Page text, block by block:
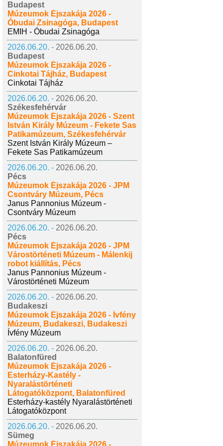
Budapest
Múzeumok Éjszakája 2026 -
Óbudai Zsinagóga, Budapest
EMIH - Óbudai Zsinagóga
2026.06.20. - 2026.06.20.
Budapest
Múzeumok Éjszakája 2026 -
Cinkotai Tájház, Budapest
Cinkotai Tájház
2026.06.20. - 2026.06.20.
Székesfehérvár
Múzeumok Éjszakája 2026 - Szent
István Király Múzeum - Fekete Sas
Patikamúzeum, Székesfehérvár
Szent István Király Múzeum –
Fekete Sas Patikamúzeum
2026.06.20. - 2026.06.20.
Pécs
Múzeumok Éjszakája 2026 - JPM
Csontváry Múzeum, Pécs
Janus Pannonius Múzeum -
Csontváry Múzeum
2026.06.20. - 2026.06.20.
Pécs
Múzeumok Éjszakája 2026 - JPM
Várostörténeti Múzeum - Málenkij
robot kiállítás, Pécs
Janus Pannonius Múzeum -
Várostörténeti Múzeum
2026.06.20. - 2026.06.20.
Budakeszi
Múzeumok Éjszakája 2026 - Ívfény
Múzeum, Budakeszi, Budakeszi
Ívfény Múzeum
2026.06.20. - 2026.06.20.
Balatonfüred
Múzeumok Éjszakája 2026 -
Esterházy-Kastély -
Nyaralástörténeti
Látogatóközpont, Balatonfüred
Esterházy-kastély Nyaralástörténeti
Látogatóközpont
2026.06.20. - 2026.06.20.
Sümeg
Múzeumok Éjszakája 2026 -